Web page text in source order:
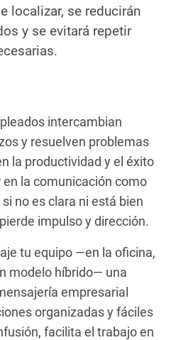
localizar, se reducirán
y se evitará repetir
intercambian
y resuelven problemas
la productividad y el éxito
la comunicación como
no es clara ni está bien
impulso y dirección.
tu equipo —en la oficina,
modelo híbrido— una
empresarial
organizadas y fáciles
facilita el trabajo en